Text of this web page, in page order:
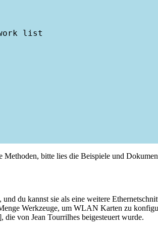
list
bitte lies die Beispiele und
du kannst sie als eine weitere
Werkzeuge, um WLAN Karten zu
die von Jean Tourrilhes beigesteuert wurde.